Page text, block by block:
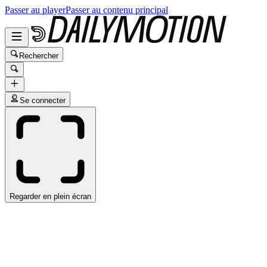
Passer au playerPasser au contenu principal
Rechercher
Se connecter
Regarder en plein écran